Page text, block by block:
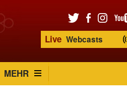
Live Webcasts
MEHR